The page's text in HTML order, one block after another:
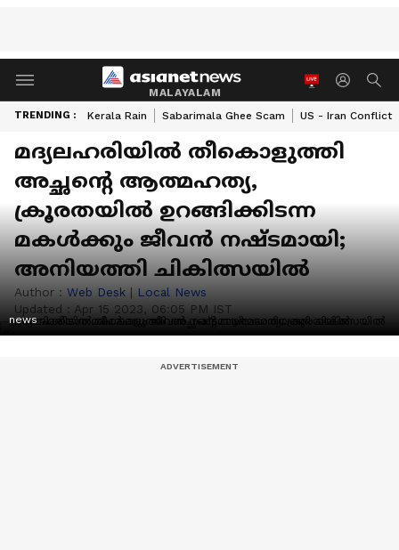
MALAYALAM
TRENDING : Kerala Rain Sabarimala Ghee Scam US - Iran Conflict
മദ്യലഹരിയിൽ തീകൊളുത്തി
അച്ഛൻ്റെ ആത്മഹത്യ,
ക്രൂരതയിൽ ഉറങ്ങിക്കിടന്ന
മകൾക്കും ജീവൻ നഷ്ടമായി;
അനിയത്തി ചികിത്സയിൽ
Author : Web Desk | Local News
Updated : Apr 15 2023, 06:05 PM IST
news